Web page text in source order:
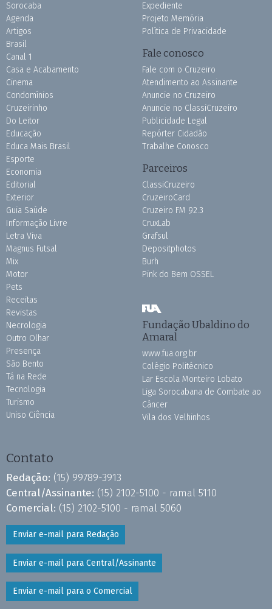
Sorocaba
Agenda
Artigos
Brasil
Canal 1
Casa e Acabamento
Cinema
Condomínios
Cruzeirinho
Do Leitor
Educação
Educa Mais Brasil
Esporte
Economia
Editorial
Exterior
Guia Saúde
Informação Livre
Letra Viva
Magnus Futsal
Mix
Motor
Pets
Receitas
Revistas
Necrologia
Outro Olhar
Presença
São Bento
Tá na Rede
Tecnologia
Turismo
Uniso Ciência
Expediente
Projeto Memória
Política de Privacidade
Fale conosco
Fale com o Cruzeiro
Atendimento ao Assinante
Anuncie no Cruzeiro
Anuncie no ClassiCruzeiro
Publicidade Legal
Repórter Cidadão
Trabalhe Conosco
Parceiros
ClassiCruzeiro
CruzeiroCard
Cruzeiro FM 92.3
CruxLab
Grafsul
Depositphotos
Burh
Pink do Bem OSSEL
Fundação Ubaldino do
Amaral
www.fua.org.br
Colégio Politécnico
Lar Escola Monteiro Lobato
Liga Sorocabana de Combate ao
Câncer
Vila dos Velhinhos
Contato
Redação: (15) 99789-3913
Central/Assinante: (15) 2102-5100 - ramal 5110
Comercial: (15) 2102-5100 - ramal 5060
Enviar e-mail para Redação
Enviar e-mail para Central/Assinante
Enviar e-mail para o Comercial